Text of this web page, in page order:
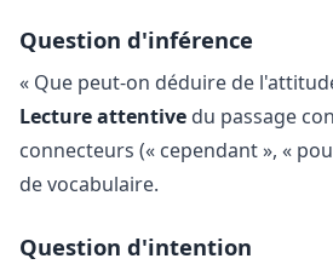
Question d'inférence
« Que peut-on déduire de
Lecture attentive du passage
connecteurs (« cependant », «
de vocabulaire.
Question d'intention